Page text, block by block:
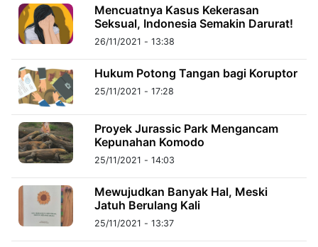
Follow
Kabarbaru
Kabarbaru.co
Mencuatnya Kasus Kekerasan
Seksual, Indonesia Semakin Darurat!
26/11/2021 - 13:38
Hukum Potong Tangan bagi Koruptor
25/11/2021 - 17:28
Proyek Jurassic Park Mengancam
Kepunahan Komodo
25/11/2021 - 14:03
Mewujudkan Banyak Hal, Meski
Jatuh Berulang Kali
25/11/2021 - 13:37